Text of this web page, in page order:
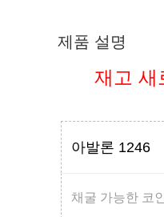
제품 설명
재고 새
아발론 1246
채굴 가능한 코인